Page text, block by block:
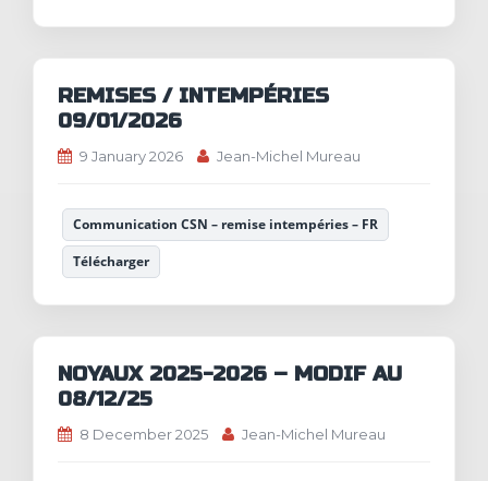
REMISES / INTEMPÉRIES
09/01/2026
9 January 2026 Jean-Michel Mureau
Communication CSN – remise intempéries – FR
Télécharger
NOYAUX 2025-2026 – MODIF AU
08/12/25
8 December 2025 Jean-Michel Mureau